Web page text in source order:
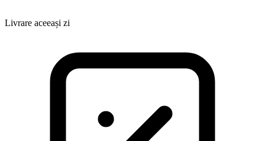
Livrare aceeași zi